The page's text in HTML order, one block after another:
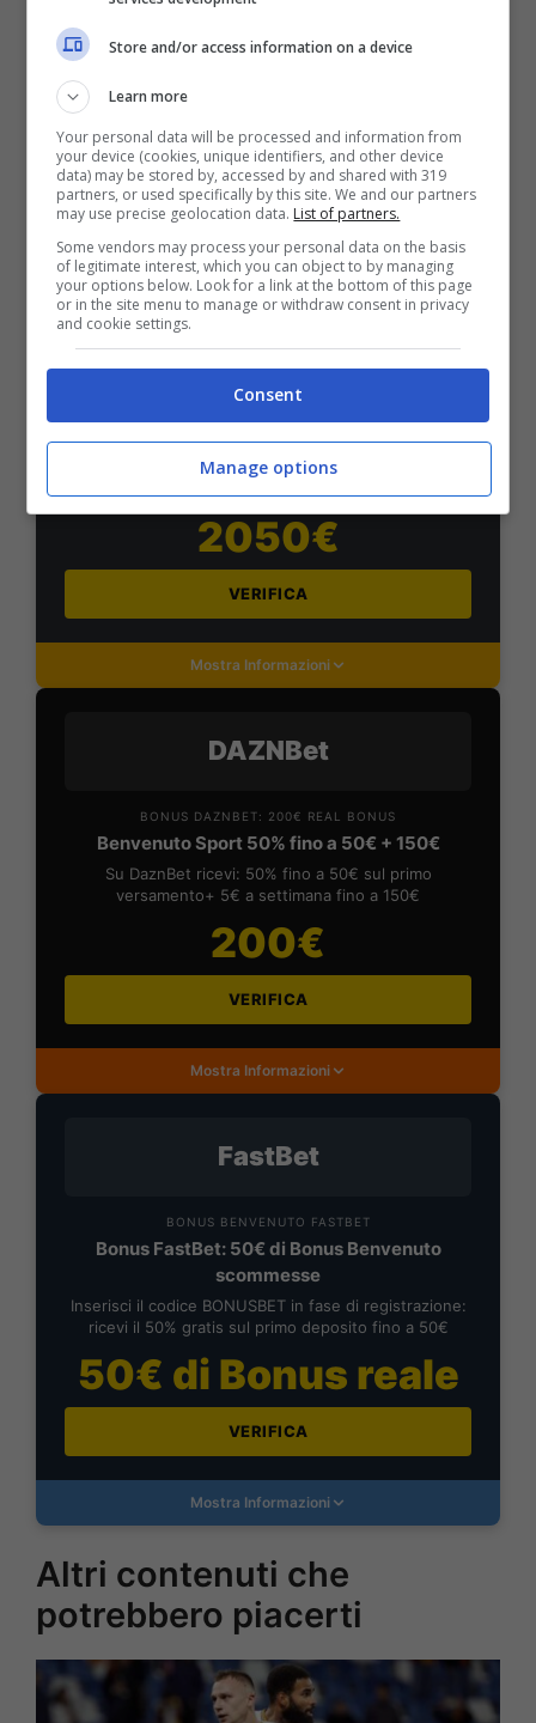
VERIFICA
PlanetWin365
BONUS PLANETWIN365: FINO A 2050€
Iscrivendoti a PlanetWin365 ricevi: 100% fino a 2000€
in Bonus Scommesse + 100% fino a 50€ in Bonus
2050€
VERIFICA
Mostra Informazioni
DAZNBet
BONUS DAZNBET: 200€ REAL BONUS
Benvenuto Sport 50% fino a 50€ + 150€
Su DaznBet ricevi: 50% fino a 50€ sul primo
versamento+ 5€ a settimana fino a 150€
200€
VERIFICA
Mostra Informazioni
FastBet
BONUS BENVENUTO FASTBET
Bonus FastBet: 50€ di Bonus Benvenuto
scommesse
Inserisci il codice BONUSBET in fase di registrazione:
ricevi il 50% gratis sul primo deposito fino a 50€
50€ di Bonus reale
VERIFICA
Mostra Informazioni
Altri contenuti che
potrebbero piacerti
Store and/or access information on a device
Learn more
Your personal data will be processed and information from
your device (cookies, unique identifiers, and other device
data) may be stored by, accessed by and shared with 319
partners, or used specifically by this site. We and our partners
may use precise geolocation data. List of partners.
Some vendors may process your personal data on the basis
of legitimate interest, which you can object to by managing
your options below. Look for a link at the bottom of this page
or in the site menu to manage or withdraw consent in privacy
and cookie settings.
Consent
Manage options